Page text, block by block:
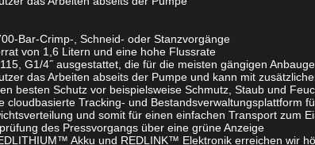
Bar-Crimp-, Schneid- oder Stanzvorgänge
von 1,6 Litern und eine hohe Flussrate
G1/4˝ ausgestattet, die für die meisten gängigen
das Arbeiten abseits der Pumpe und kann mit
besten Schutz vor beispielsweise Schmutz, Staub und
Tracking- und Bestandsverwaltungsplattform
und somit für einen einfachen Transport zum
des Pressvorgangs über eine grüne Anzeige
Akku und REDLINK™ Elektronik erreichen wir